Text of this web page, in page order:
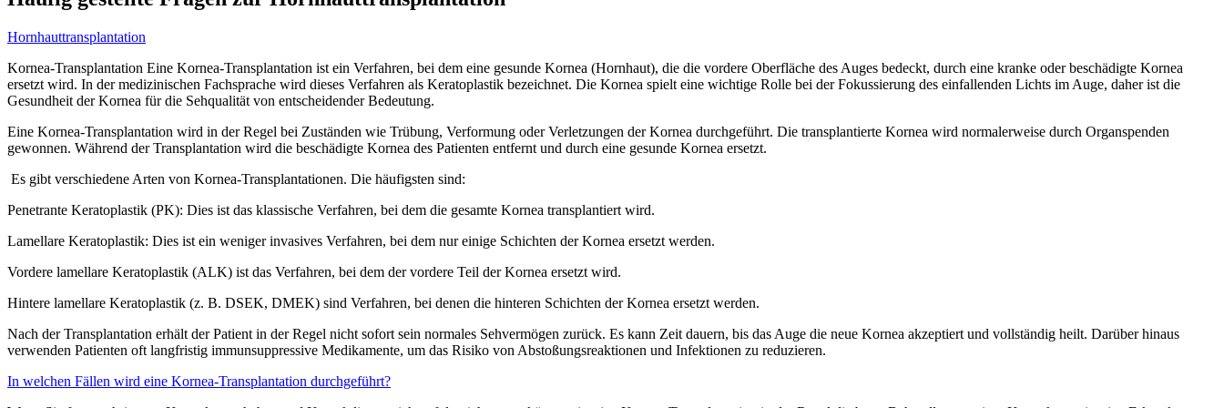
Hornhauttransplantation
Kornea-Transplantation Eine Kornea-Transplantation ist ein Verfahren, bei dem eine gesunde Kornea (Hornhaut), die die vordere Oberfläche des Auges bedeckt, durch eine kranke oder beschädigte Kornea
ersetzt wird. In der medizinischen Fachsprache wird dieses Verfahren als Keratoplastik bezeichnet. Die Kornea spielt eine wichtige Rolle bei der Fokussierung des einfallenden Lichts im Auge, daher ist die
Gesundheit der Kornea für die Sehqualität von entscheidender Bedeutung.
Eine Kornea-Transplantation wird in der Regel bei Zuständen wie Trübung, Verformung oder Verletzungen der Kornea durchgeführt. Die transplantierte Kornea wird normalerweise durch Organspenden
gewonnen. Während der Transplantation wird die beschädigte Kornea des Patienten entfernt und durch eine gesunde Kornea ersetzt.
Es gibt verschiedene Arten von Kornea-Transplantationen. Die häufigsten sind:
Penetrante Keratoplastik (PK): Dies ist das klassische Verfahren, bei dem die gesamte Kornea transplantiert wird.
Lamellare Keratoplastik: Dies ist ein weniger invasives Verfahren, bei dem nur einige Schichten der Kornea ersetzt werden.
Vordere lamellare Keratoplastik (ALK) ist das Verfahren, bei dem der vordere Teil der Kornea ersetzt wird.
Hintere lamellare Keratoplastik (z. B. DSEK, DMEK) sind Verfahren, bei denen die hinteren Schichten der Kornea ersetzt werden.
Nach der Transplantation erhält der Patient in der Regel nicht sofort sein normales Sehvermögen zurück. Es kann Zeit dauern, bis das Auge die neue Kornea akzeptiert und vollständig heilt. Darüber hinaus
verwenden Patienten oft langfristig immunsuppressive Medikamente, um das Risiko von Abstoßungsreaktionen und Infektionen zu reduzieren.
In welchen Fällen wird eine Kornea-Transplantation durchgeführt?